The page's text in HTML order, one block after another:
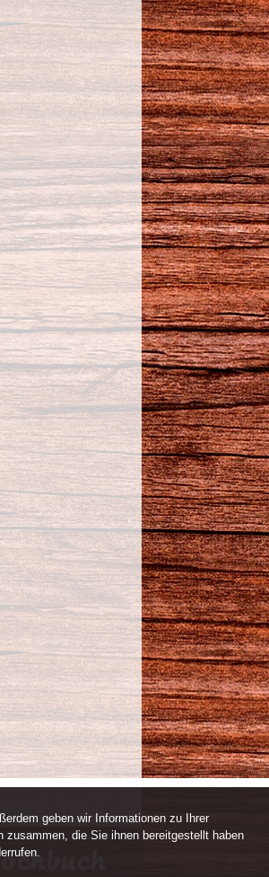
geben wir Informationen zu Ihrer
zusammen, die Sie ihnen bereitgestellt haben